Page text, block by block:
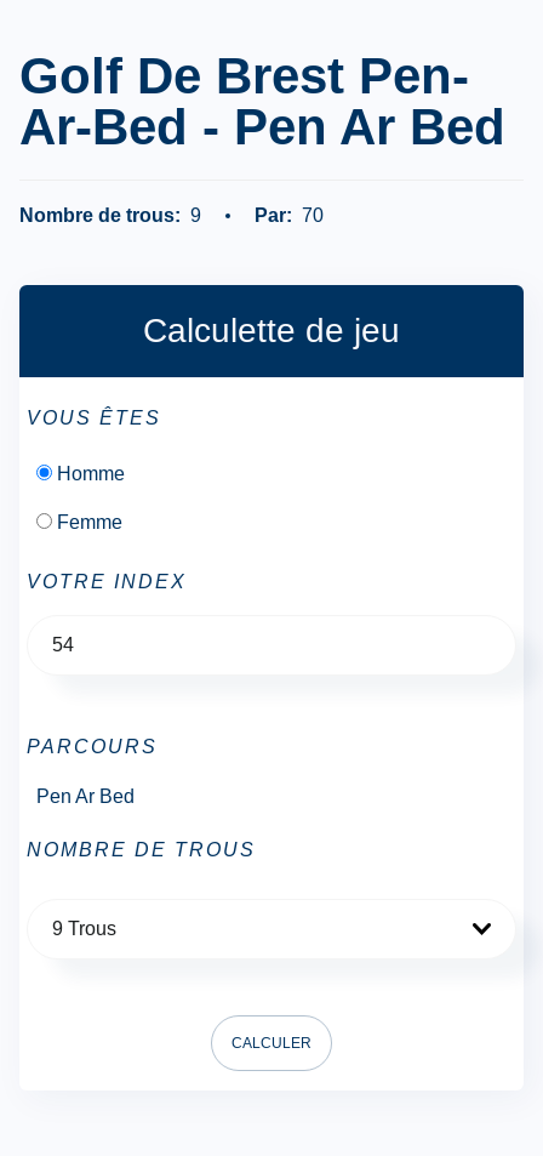
Golf De Brest Pen-
Ar-Bed - Pen Ar Bed
Nombre de trous: 9 Par: 70
Calculette de jeu
VOUS ÊTES
Homme
Femme
VOTRE INDEX
PARCOURS
Pen Ar Bed
NOMBRE DE TROUS
9 Trous
CALCULER